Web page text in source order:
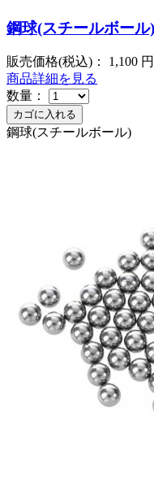
鋼球(スチールボール
販売価格(税込)： 1,100 円
商品詳細を見る
数量：
鋼球(スチールボール)